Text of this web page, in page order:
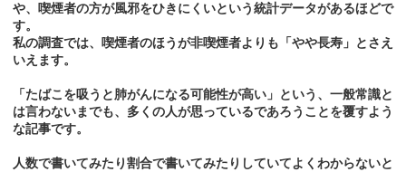
や、喫煙者の方が風邪をひきにくいという統計データがあるほどで
す。
私の調査では、喫煙者のほうが非喫煙者よりも「やや長寿」とさえ
いえます。
「たばこを吸うと肺がんになる可能性が高い」という、一般常識と
は言わないまでも、多くの人が思っているであろうことを覆すよう
な記事です。
人数で書いてみたり割合で書いてみたりしていてよくわからないと